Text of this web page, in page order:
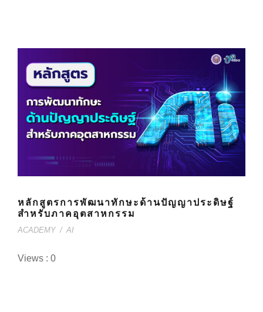
หลักสูตรการพัฒนาทักษะด้านปัญญาประดิษฐ์
สำหรับภาคอุตสาหกรรม
ACADEMY / AI
Views : 0